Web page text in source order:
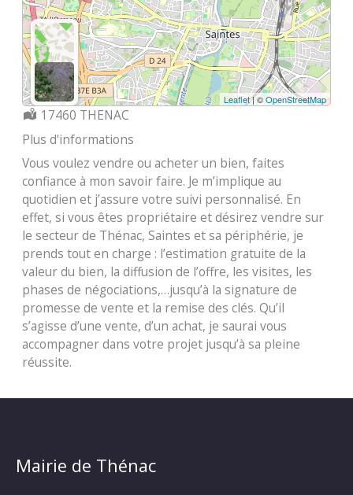
Leaflet| ©OpenStreetMap
Localisation :
17460 THENAC
Plus d'informations
Vous voulez vendre ou acheter un bien, faites
confiance à mon savoir faire. Je m’implique au
quotidien et j’assure votre suivi personnalisé. En
effet, si vous êtes propriétaire et désirez vendre sur
le secteur de Thénac, Saintes et sa périphérie, je
prends tout en charge : l’estimation gratuite de la
valeur du bien, la diffusion de l’offre, les visites, les
phases de négociations,…jusqu’à la signature de
promesse de vente et la remise des clés. Qu’il
s’agisse d’une vente, d’un achat, je saurai vous
accompagner dans votre projet jusqu’à sa pleine
réussite.
Mairie de Thénac